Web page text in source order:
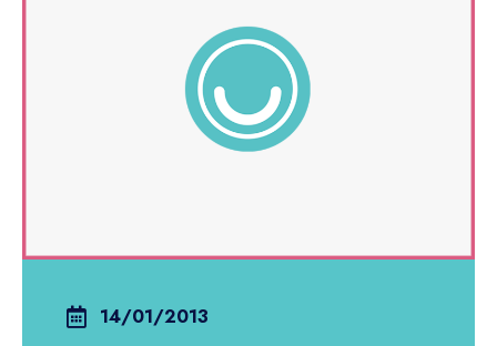
14/01/2013